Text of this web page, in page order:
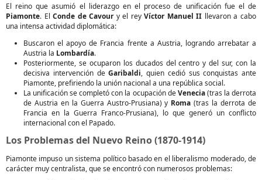
El reino que asumió el liderazgo en el proceso de unificación fue el de
Piamonte. ElConde de Cavoury el reyVíctor Manuel II llevaron a cabo
una intensa actividad diplomática:
Buscaron el apoyo de Francia frente a Austria, logrando arrebatar a
Austria la Lombardía.
Posteriormente, se ocuparon los ducados del centro y del sur, con la
decisiva intervención deGaribaldi, quien cedió sus conquistas ante
Piamonte, prefiriendo la unión nacional a una república social.
La unificación se completó con la ocupación deVenecia(tras la derrota
de Austria en la Guerra Austro-Prusiana) y Roma (tras la derrota de
Francia en la Guerra Franco-Prusiana), lo que generó un conflicto
internacional con el Papado.
Los Problemas del Nuevo Reino (1870-1914)
Piamonte impuso un sistema político basado en el liberalismo moderado, de
carácter muy centralista, que se encontró con numerosos problemas: